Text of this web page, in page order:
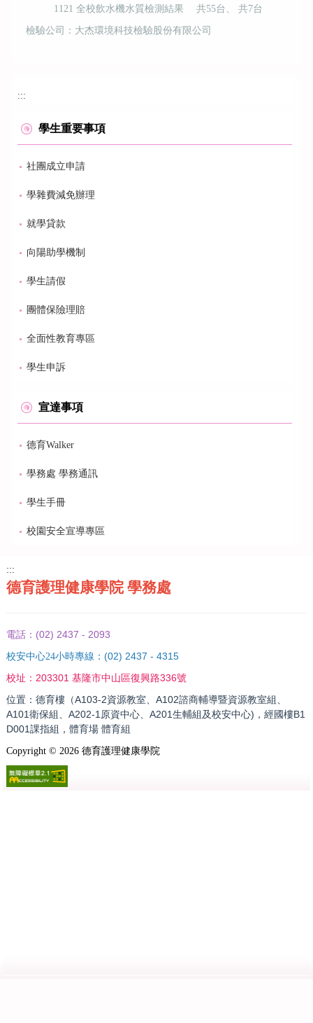
1121 全校飲水機水質檢測結果 共55台 、 共7台
檢驗公司：大杰環境科技檢驗股份有限公司
:::
學生重要事項
社團成立申請
學雜費減免辦理
就學貸款
向陽助學機制
學生請假
團體保險理賠
全面性教育專區
學生申訴
宣達事項
德育Walker
學務處 學務通訊
學生手冊
校園安全宣導專區
:::
德育護理健康學院 學務處
電話： (02) 2437 - 2093
校安中心24小時專線： (02) 2437 - 4315
校址： 203301 基隆市中山區復興路336號
位置：德育樓（A103-2資源教室、A102諮商輔導暨資源教室組、
A101衛保組、A202-1原資中心、A201生輔組及校安中心)，經國樓B1
D001課指組，體育場 體育組
Copyright © 2026德育護理健康學院